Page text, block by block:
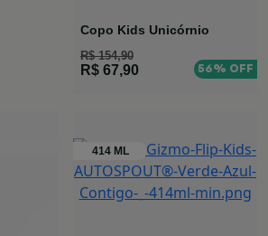
Copo Kids Unicórnio
R$ 154,90
R$ 67,90 56% OFF